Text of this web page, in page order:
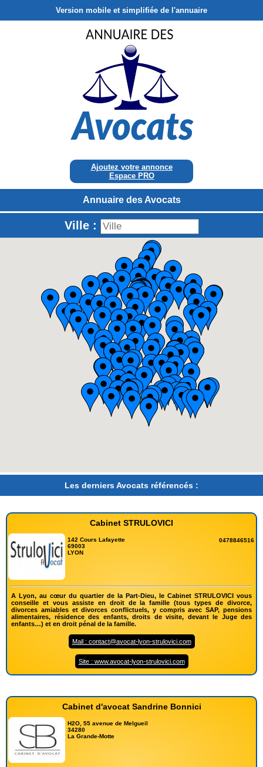
Version mobile et simplifiée de l'annuaire
Ajoutez votre annonce
Espace PRO
Annuaire des Avocats
Ville :
Les derniers Avocats référencés :
Cabinet STRULOVICI
142 Cours Lafayette
69003
LYON
0478846516
A Lyon, au cœur du quartier de la Part-Dieu, le Cabinet STRULOVICI vous
conseille et vous assiste en droit de la famille (tous types de divorce,
divorces amiables et divorces conflictuels, y compris avec SAP, pensions
alimentaires, résidence des enfants, droits de visite, devant le Juge des
enfants…) et en droit pénal de la famille.
Mail : contact@avocat-lyon-strulovici.com
Site : www.avocat-lyon-strulovici.com
Cabinet d'avocat Sandrine Bonnici
H2O, 55 avenue de Melgueil
34280
La Grande-Motte